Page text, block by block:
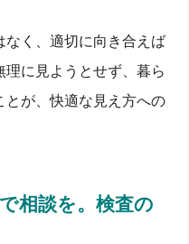
なく、適切に向き合えば
理に見ようとせず、暮ら
とが、快適な見え方への
相談を。検査の